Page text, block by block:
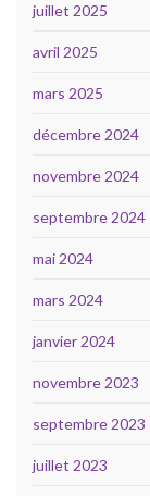
juillet 2025
avril 2025
mars 2025
décembre 2024
novembre 2024
septembre 2024
mai 2024
mars 2024
janvier 2024
novembre 2023
septembre 2023
juillet 2023